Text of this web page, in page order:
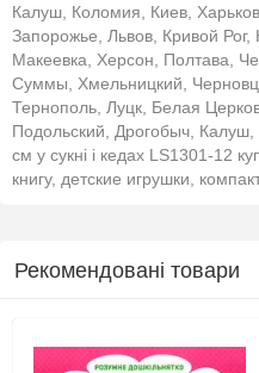
Калуш, Коломия, Киев,
Запорожье, Львов, Кривой
Макеевка, Херсон, Полтава,
Суммы, Хмельницкий,
Тернополь, Луцк, Белая
Подольский, Дрогобыч,
см у сукні і кедах LS1301-12
книгу, детские игрушки,
Рекомендовані товари